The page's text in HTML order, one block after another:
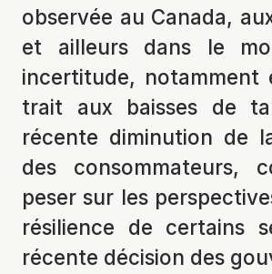
observée au Canada,
et ailleurs dans le
incertitude, notamment
trait aux baisses de
récente diminution de
des consommateurs,
peser sur les
résilience de certains
récente décision des